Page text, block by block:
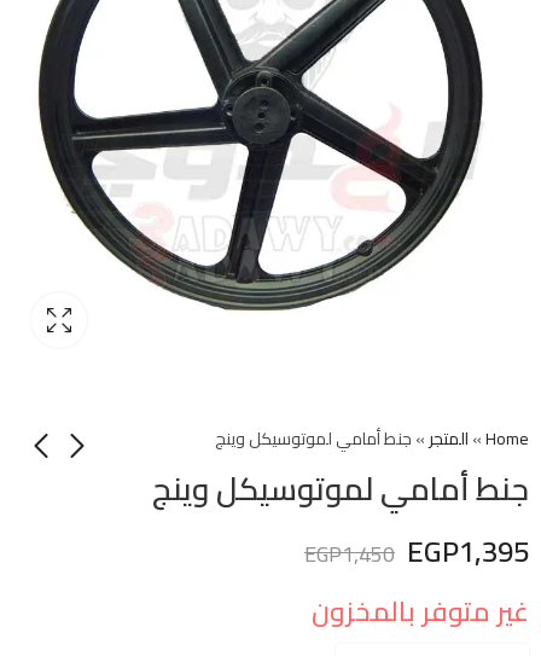
Home
»المتجر»جنط أمامي لموتوسيكل وينج
جنط أمامي لموتوسيكل وينج
EGP1,395
EGP1,450
غير متوفر بالمخزون